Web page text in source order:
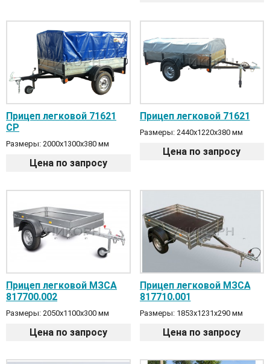
Прицеп легковой 71621
СР
Размеры: 2000х1300х380 мм
Цена по запросу
Прицеп легковой 71621
Размеры: 2440х1220х380 мм
Цена по запросу
Прицеп легковой МЗСА
817700.002
Размеры: 2050x1100x300 мм
Цена по запросу
Прицеп легковой МЗСА
817710.001
Размеры: 1853х1231х290 мм
Цена по запросу